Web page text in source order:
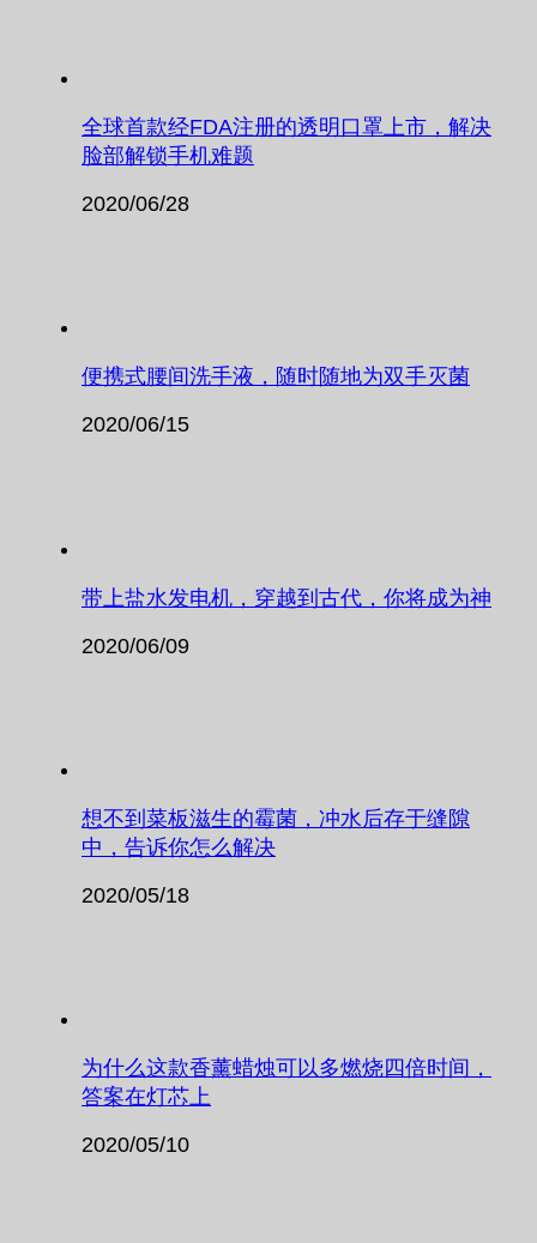
全球首款经FDA注册的透明口罩上市，解决
脸部解锁手机难题
2020/06/28
便携式腰间洗手液，随时随地为双手灭菌
2020/06/15
带上盐水发电机，穿越到古代，你将成为神
2020/06/09
想不到菜板滋生的霉菌，冲水后存于缝隙
中，告诉你怎么解决
2020/05/18
为什么这款香薰蜡烛可以多燃烧四倍时间，
答案在灯芯上
2020/05/10